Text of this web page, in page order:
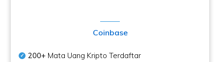
Coinbase
200+ Mata Uang Kripto Terdaftar